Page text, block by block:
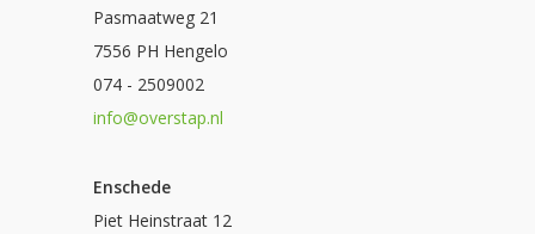
Pasmaatweg 21
7556 PH Hengelo
074 - 2509002
info@overstap.nl
Enschede
Piet Heinstraat 12